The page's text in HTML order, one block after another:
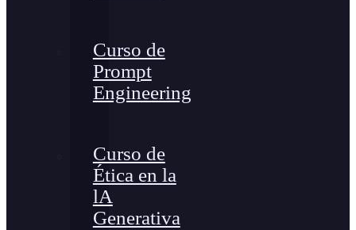
Curso de
Prompt
Engineering
Curso de
Ética en la
lA
Generativa